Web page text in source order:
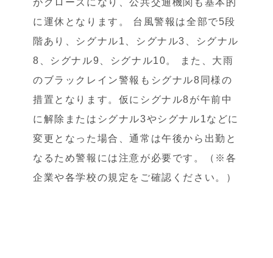
に運休となります。 台風警報は全部で5段
階あり、シグナル1、シグナル3、シグナル
8、シグナル9、シグナル10。 また、大雨
のブラックレイン警報もシグナル8同様の
措置となります。仮にシグナル8が午前中
に解除またはシグナル3やシグナル1などに
変更となった場合、通常は午後から出勤と
なるため警報には注意が必要です。（※各
企業や各学校の規定をご確認ください。）